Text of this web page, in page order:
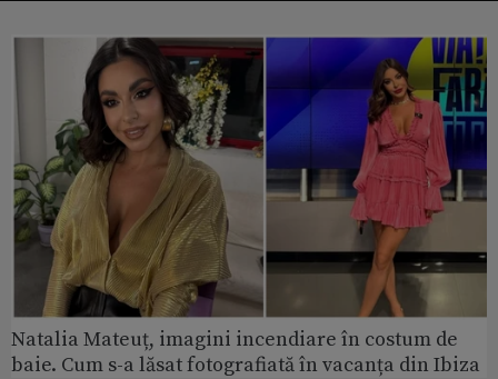
Natalia Mateuț, imagini incendiare în costum de
baie. Cum s-a lăsat fotografiată în vacanța din Ibiza